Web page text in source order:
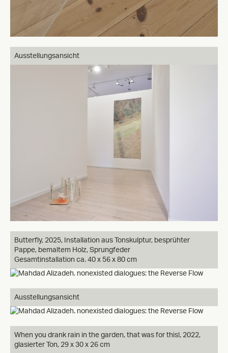
Ausstellungsansicht
Butterfly, 2025, Installation aus Tonskulptur, besprühter
Pappe, bemaltem Holz, Sprungfeder
Gesamtinstallation ca. 40 x 56 x 80 cm
Ausstellungsansicht
When you drank rain in the garden, that was for this!, 2022,
glasierter Ton, 29 x 30 x 26 cm